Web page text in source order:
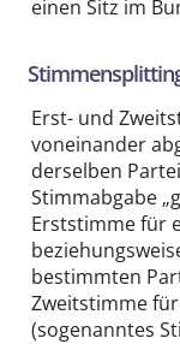
einen Sitz im
Erst- und
voneinander
derselben
Stimmabgabe
Erststimme für
bestimmten
Zweitstimme
(sogenanntes